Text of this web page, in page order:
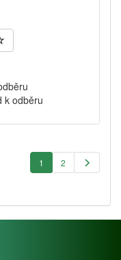
k odběru
1 2